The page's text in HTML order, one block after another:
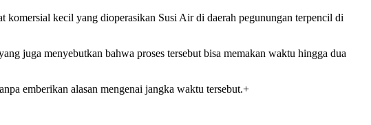
kecil yang dioperasikan Susi Air di daerah pegunungan terpencil di
juga menyebutkan bahwa proses tersebut bisa memakan waktu hingga dua
emberikan alasan mengenai jangka waktu tersebut.+